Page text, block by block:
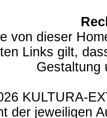
von dieser
Links gilt,
Gestaltung
KULTURA-
der jeweiligen